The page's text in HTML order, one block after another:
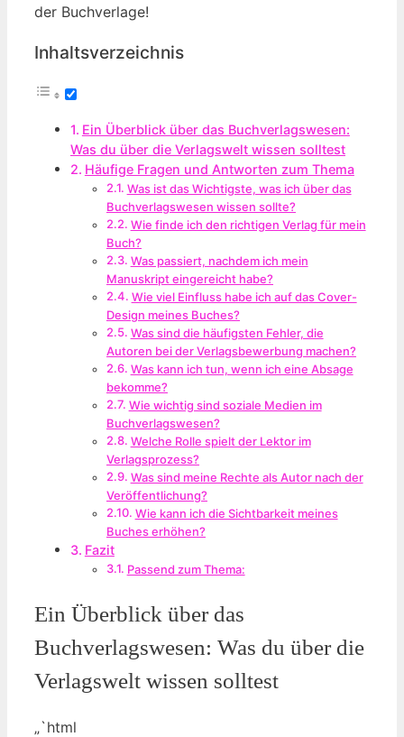
der Buchverlage!
Inhaltsverzeichnis
Ein Überblick über das Buchverlagswesen:
Was du über die Verlagswelt wissen solltest
Häufige Fragen und Antworten zum Thema
Was ist das Wichtigste, was ich über das
Buchverlagswesen wissen sollte?
Wie finde ich den richtigen Verlag für mein
Buch?
Was passiert, nachdem ich mein
Manuskript eingereicht habe?
Wie viel Einfluss habe ich auf das Cover-
Design meines Buches?
Was sind die häufigsten Fehler, die
Autoren bei der Verlagsbewerbung machen?
Was kann ich tun, wenn ich eine Absage
bekomme?
Wie wichtig sind soziale Medien im
Buchverlagswesen?
Welche Rolle spielt der Lektor im
Verlagsprozess?
Was sind meine Rechte als Autor nach der
Veröffentlichung?
Wie kann ich die Sichtbarkeit meines
Buches erhöhen?
Fazit
Passend zum Thema:
Ein Überblick über das
Buchverlagswesen: Was du über die
Verlagswelt wissen solltest
„`html